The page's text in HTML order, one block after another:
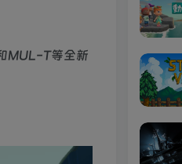
MUL-T等全新